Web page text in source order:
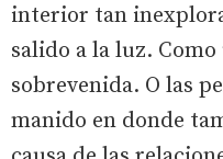
interior tan
salido a la luz.
sobrevenida. O las
manido en donde